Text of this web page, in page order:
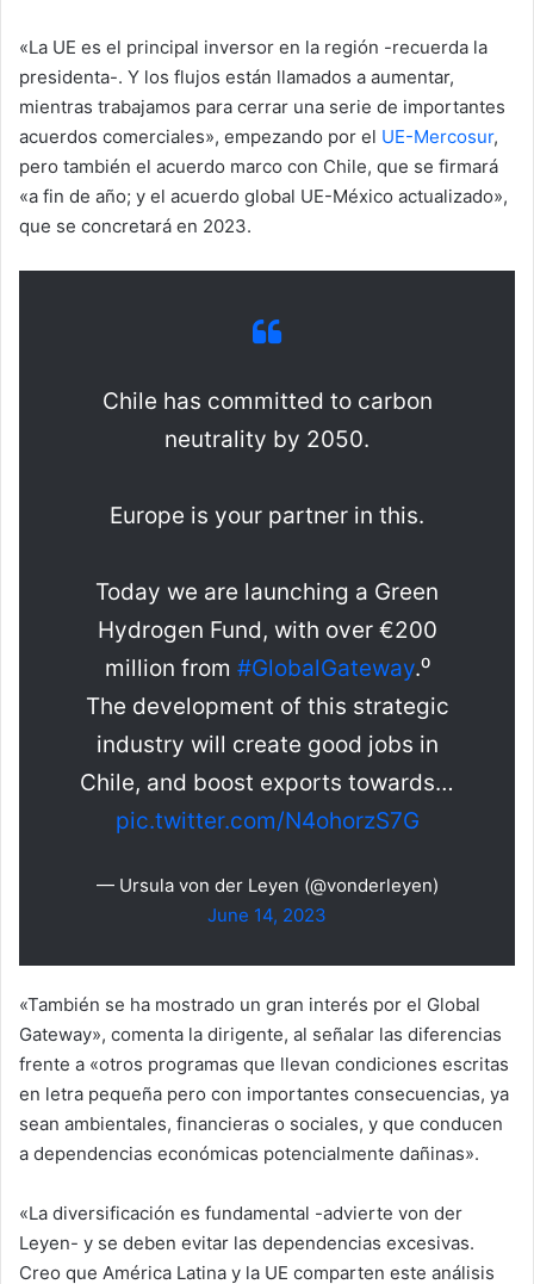
«La UE es el principal inversor en la región -recuerda la
presidenta-. Y los flujos están llamados a aumentar,
mientras trabajamos para cerrar una serie de importantes
acuerdos comerciales», empezando por el UE-Mercosur,
pero también el acuerdo marco con Chile, que se firmará
«a fin de año; y el acuerdo global UE-México actualizado»,
que se concretará en 2023.
Chile has committed to carbon
neutrality by 2050.
Europe is your partner in this.
Today we are launching a Green
Hydrogen Fund, with over €200
million from #GlobalGateway.⁰
The development of this strategic
industry will create good jobs in
Chile, and boost exports towards…
pic.twitter.com/N4ohorzS7G
— Ursula von der Leyen (@vonderleyen)
June 14, 2023
«También se ha mostrado un gran interés por el Global
Gateway», comenta la dirigente, al señalar las diferencias
frente a «otros programas que llevan condiciones escritas
en letra pequeña pero con importantes consecuencias, ya
sean ambientales, financieras o sociales, y que conducen
a dependencias económicas potencialmente dañinas».
«La diversificación es fundamental -advierte von der
Leyen- y se deben evitar las dependencias excesivas.
Creo que América Latina y la UE comparten este análisis